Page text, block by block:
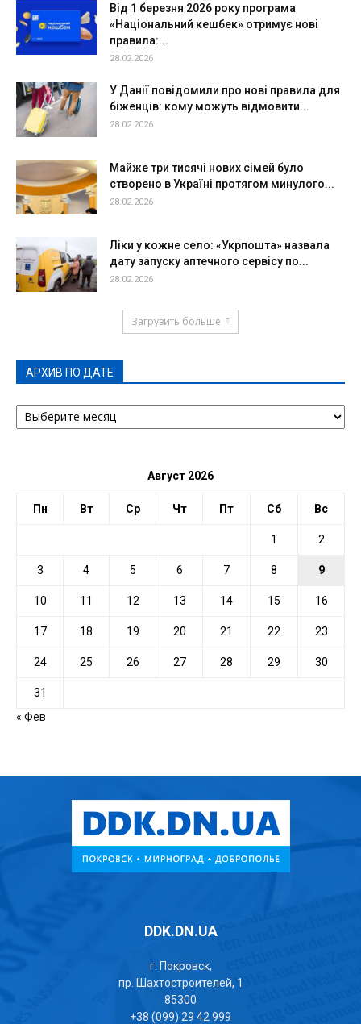
Від 1 березня 2026 року програма
«Національний кешбек» отримує нові
правила:...
28.02.2026
У Данії повідомили про нові правила для
біженців: кому можуть відмовити...
28.02.2026
Майже три тисячі нових сімей було
створено в Україні протягом минулого...
28.02.2026
Ліки у кожне село: «Укрпошта» назвала
дату запуску аптечного сервісу по...
28.02.2026
Загрузить больше
АРХИВ ПО ДАТЕ
АРХИВ
ПО
Август 2026
Пн Вт Ср Чт Пт Сб Вс
1 2
3 4 5 6 7 8 9
10 11 12 13 14 15 16
17 18 19 20 21 22 23
24 25 26 27 28 29 30
31
« Фев
DDK.DN.UA
г. Покровск,
пр. Шахтостроителей, 1
85300
+38 (099) 29 42 999